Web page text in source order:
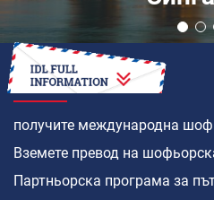
КАК ДА
получите международна
Вземете превод на
Партньорска програма за